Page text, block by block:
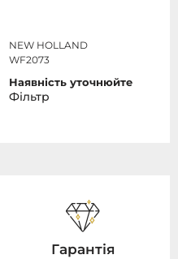
NEW HOLLAND
WF2073
Наявність уточнюйте
Фільтр
Гарантія